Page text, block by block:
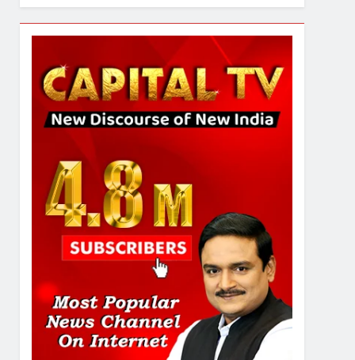
6
उत्तर प्रदेश में गांवों में बढ़ेंगी
सुविधाएं: 67% बढ़ा पंचायतों का
बजट
7
गाजा युद्धविराम को लेकर बड़ी खबरें
8
चुनाव से पहले लालू परिवार पर बड़ा
झटका, दिल्ली कोर्ट ने IRCTC
घोटाले में आरोप तय किए
SRN अस्पताल का नाम अमर
शहीद ठाकुर रोशन सिंह के नाम पर
करने की मांग तेज